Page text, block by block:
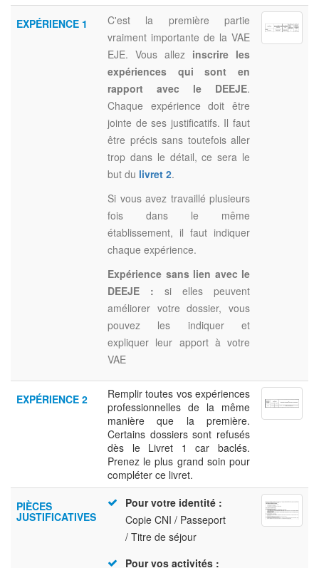
EXPÉRIENCE 1
C'est la première partie
vraiment importante de la VAE
EJE. Vous allez inscrire les
expériences qui sont en
rapport avec le DEEJE.
Chaque expérience doit être
jointe de ses justificatifs. Il faut
être précis sans toutefois aller
trop dans le détail, ce sera le
but du livret 2.
Si vous avez travaillé plusieurs
fois dans le même
établissement, il faut indiquer
chaque expérience.
Expérience sans lien avec le
DEEJE : si elles peuvent
améliorer votre dossier, vous
pouvez les indiquer et
expliquer leur apport à votre
VAE
EXPÉRIENCE 2
Remplir toutes vos expériences
professionnelles de la même
manière que la première.
Certains dossiers sont refusés
dès le Livret 1 car baclés.
Prenez le plus grand soin pour
compléter ce livret.
PIÈCES
JUSTIFICATIVES
Pour votre identité :
Copie CNI / Passeport
/ Titre de séjour
Pour vos activités :